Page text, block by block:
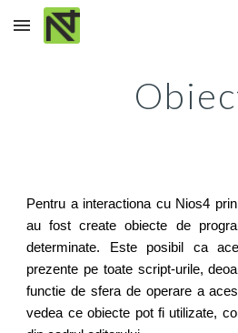
Skip to main content
Pentru a interactiona cu Nios4
au fost create obiecte de
determinate. Este posibil ca
prezente pe toate script-urile,
functie de sfera de operare a
vedea ce obiecte pot fi utilizate,